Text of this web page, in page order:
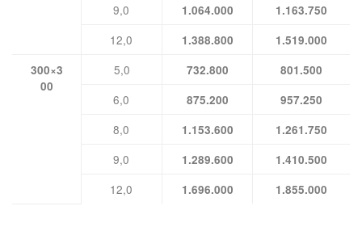
9,0 1.064.000 1.163.750
12,0 1.388.800
1.519.000
300×3
00
5,0 732.800 801.500
6,0 875.200 957.250
8,0 1.153.600 1.261.750
9,0 1.289.600 1.410.500
12,0 1.696.000 1.855.000